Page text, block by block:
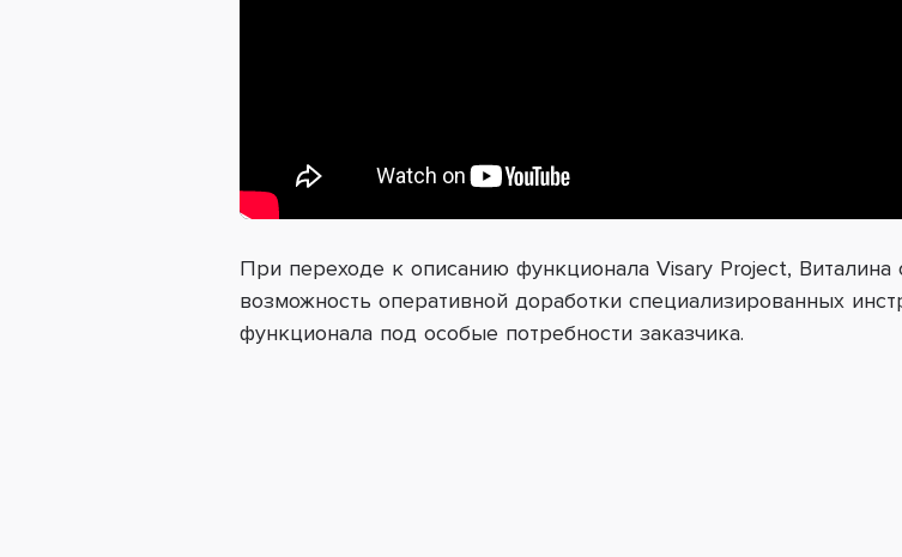
При переходе к описанию функционала Visary Project, Виталина
возможность оперативной доработки специализированных
функционала под особые потребности заказчика.